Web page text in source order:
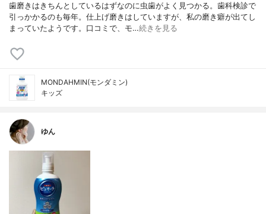
歯磨きはきちんとしているはずなのに虫歯がよく見つかる。歯科検診で
引っかかるのも毎年。仕上げ磨きはしていますが、私の磨き癖が出てし
まっていたようです。口コミで、モ…続きを見る
MONDAHMIN(モンダミン)
キッズ
ゆん